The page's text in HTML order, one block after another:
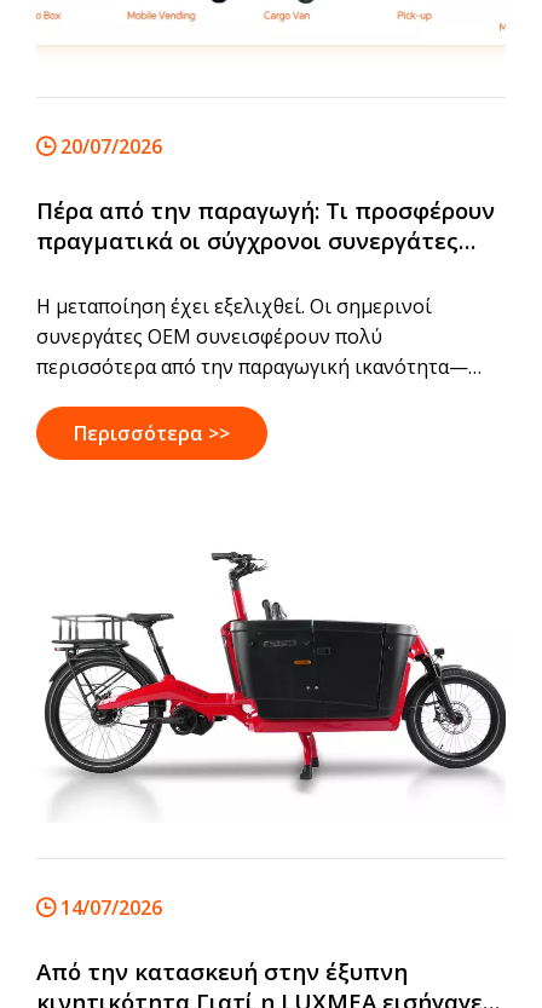
20/07/2026
Πέρα από την παραγωγή: Τι προσφέρουν
πραγματικά οι σύγχρονοι συνεργάτες
Η μεταποίηση έχει εξελιχθεί. Οι σημερινοί
συνεργάτες OEM συνεισφέρουν πολύ
περισσότερα από την παραγωγική ικανότητα—
υποστήριξη, διαχείριση αλυσίδας εφοδιασμού και
κλιμακούμενη παραγωγή που βοηθούν τις
μεγαλύτερη εμπιστοσύνη.
Περισσότερα >>
14/07/2026
Από την κατασκευή στην έξυπνη
κινητικότητα Γιατί η LUXMEA εισήγαγε